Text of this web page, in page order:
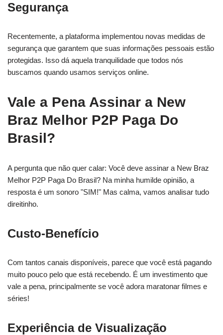
Segurança
Recentemente, a plataforma implementou novas medidas de
segurança que garantem que suas informações pessoais estão
protegidas. Isso dá aquela tranquilidade que todos nós
buscamos quando usamos serviços online.
Vale a Pena Assinar a New
Braz Melhor P2P Paga Do
Brasil?
A pergunta que não quer calar: Você deve assinar a New Braz
Melhor P2P Paga Do Brasil? Na minha humilde opinião, a
resposta é um sonoro "SIM!" Mas calma, vamos analisar tudo
direitinho.
Custo-Benefício
Com tantos canais disponíveis, parece que você está pagando
muito pouco pelo que está recebendo. É um investimento que
vale a pena, principalmente se você adora maratonar filmes e
séries!
Experiência de Visualização